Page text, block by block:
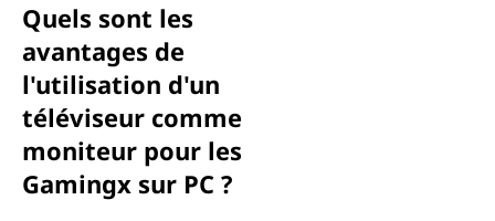
Quels sont les
avantages de
l'utilisation d'un
téléviseur comme
moniteur pour les
Gamingx sur PC ?